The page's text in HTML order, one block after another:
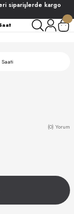
siparişlerde kargo
Saati
(0) Yorum